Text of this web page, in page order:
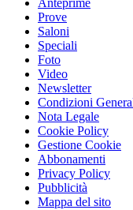
Anteprime
Prove
Saloni
Speciali
Foto
Video
Newsletter
Condizioni
Nota Legale
Cookie Policy
Gestione Cookie
Abbonamenti
Privacy Policy
Pubblicità
Mappa del sito